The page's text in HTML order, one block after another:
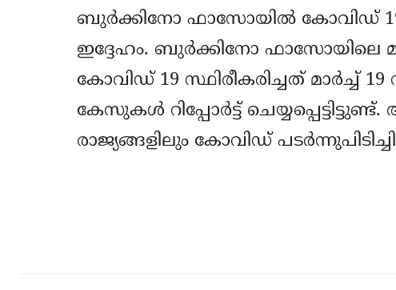
ബുര്‍ക്കിനോ ഫാസോയില്‍ കോവിഡ് 19
ഇദ്ദേഹം. ബുര്‍ക്കിനോ
കോവിഡ് 19 സ്ഥിരീകരിച്ചത് മാര്‍ച്ച്
കേസുകള്‍ റിപ്പോര്‍ട്ട്
രാജ്യങ്ങളിലും കോവിഡ്